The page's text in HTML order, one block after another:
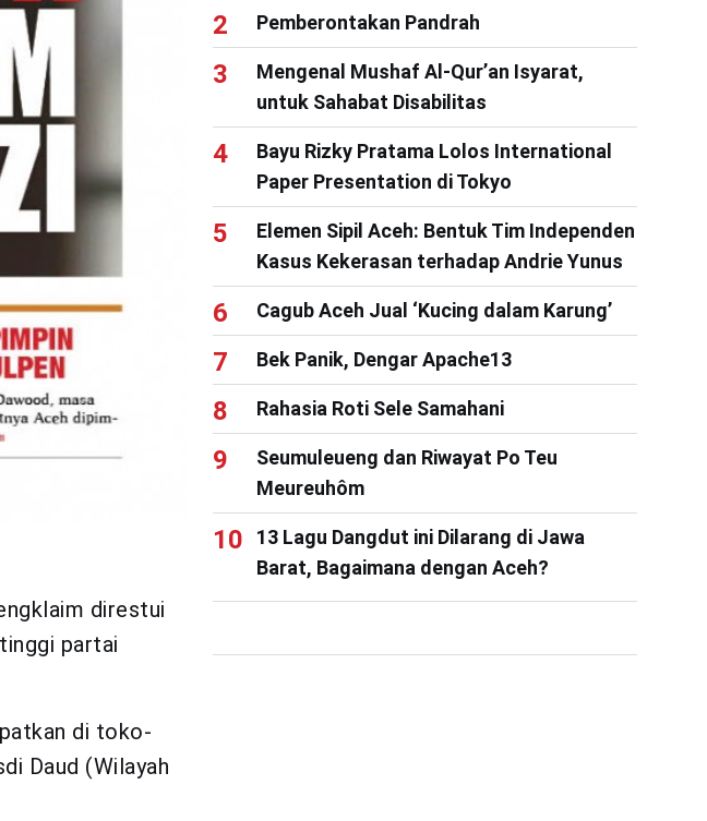
direstui
partai
di toko-
Daud (Wilayah
Pemberontakan Pandrah
Mengenal Mushaf Al-Qur’an Isyarat,
untuk Sahabat Disabilitas
Bayu Rizky Pratama Lolos International
Paper Presentation di Tokyo
Elemen Sipil Aceh: Bentuk Tim Independen
Kasus Kekerasan terhadap Andrie Yunus
Cagub Aceh Jual ‘Kucing dalam Karung’
Bek Panik, Dengar Apache13
Rahasia Roti Sele Samahani
Seumuleueng dan Riwayat Po Teu
Meureuhôm
13 Lagu Dangdut ini Dilarang di Jawa
Barat, Bagaimana dengan Aceh?